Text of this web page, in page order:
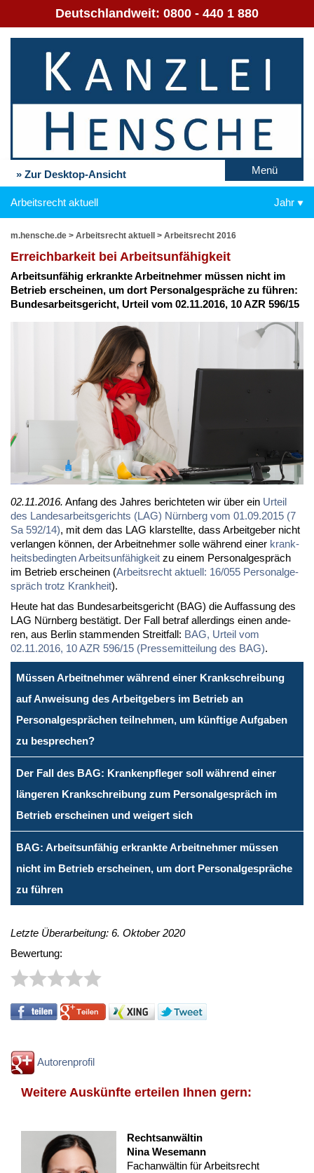
Deutschlandweit: 0800 - 440 1 880
» Zur Desktop-Ansicht Menü
Arbeitsrecht aktuell Jahr
m.hensche.de > Arbeitsrecht aktuell > Arbeitsrecht 2016
Er­reich­bar­keit bei Ar­beits­un­fä­hig­keit
Ar­beits­un­fä­hig er­krank­te Ar­beit­neh­mer müs­sen nicht im
Be­trieb er­schei­nen, um dort Per­so­nal­ge­sprä­che zu füh­ren:
Bun­des­ar­beits­ge­richt, Ur­teil vom 02.11.2016, 10 AZR 596/15
02.11.2016. An­fang des Jah­res be­rich­te­ten wir über ein Ur­teil
des Lan­des­ar­beits­ge­richts (LAG) Nürn­berg vom 01.09.2015 (7
Sa 592/14), mit dem das LAG klar­stell­te, dass Ar­beit­ge­ber nicht
ver­lan­gen kön­nen, der Ar­beit­neh­mer sol­le wäh­rend ei­ner krank­
heits­be­ding­ten Ar­beits­un­fä­hig­keit zu ei­nem Per­so­nal­ge­spräch
im Be­trieb er­schei­nen (Ar­beits­recht ak­tu­ell: 16/055 Per­so­nal­ge­
spräch trotz Krank­heit).
Heu­te hat das Bun­des­ar­beits­ge­richt (BAG) die Auf­fas­sung des
LAG Nürn­berg be­stä­tigt. Der Fall be­traf al­ler­dings ei­nen an­de­
ren, aus Ber­lin stam­men­den Streit­fall: BAG, Ur­teil vom
02.11.2016, 10 AZR 596/15 (Pres­se­mit­tei­lung des BAG).
Müssen Arbeitnehmer während einer Krankschreibung
auf Anweisung des Arbeitgebers im Betrieb an
Personalgesprächen teilnehmen, um künftige Aufgaben
zu besprechen?
Der Fall des BAG: Krankenpfleger soll während einer
längeren Krankschreibung zum Personalgespräch im
Betrieb erscheinen und weigert sich
BAG: Arbeitsunfähig erkrankte Arbeitnehmer müssen
nicht im Betrieb erscheinen, um dort Personalgespräche
zu führen
Letzte Überarbeitung: 6. Oktober 2020
Bewertung:
Autorenprofil
Weitere Auskünfte erteilen Ihnen gern:
Rechtsanwältin
Nina Wesemann
Fachanwältin für Arbeitsrecht